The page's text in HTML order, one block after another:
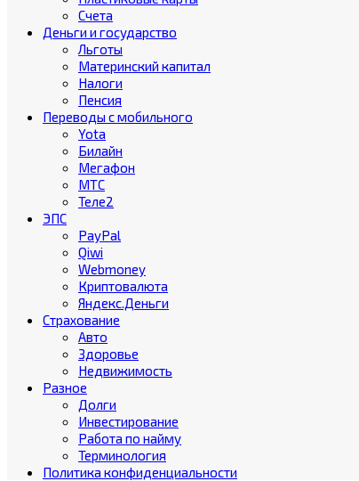
Счета
Деньги и государство
Льготы
Материнский капитал
Налоги
Пенсия
Переводы с мобильного
Yota
Билайн
Мегафон
МТС
Теле2
ЭПС
PayPal
Qiwi
Webmoney
Криптовалюта
Яндекс.Деньги
Страхование
Авто
Здоровье
Недвижимость
Разное
Долги
Инвестирование
Работа по найму
Терминология
Политика конфиденциальности